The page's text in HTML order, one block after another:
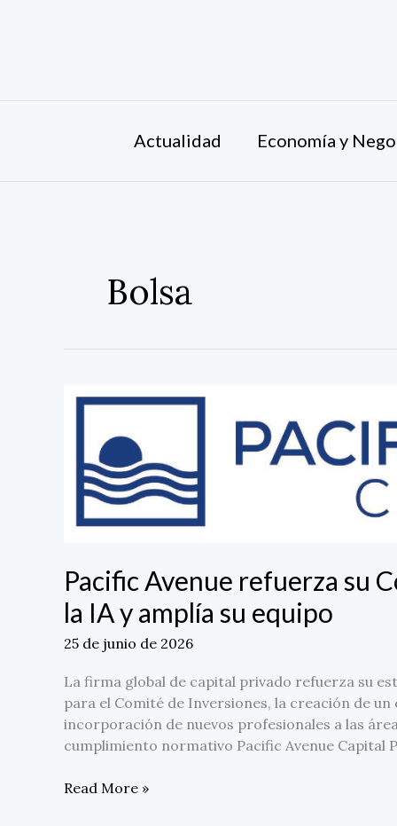
Actualidad Economía y
Bolsa
Pacific Avenue refuerza su
la IA y amplía su equipo
25 de junio de 2026
La firma global de capital privado refuerza su
para el Comité de Inversiones, la creación de
incorporación de nuevos profesionales a las
cumplimiento normativo Pacific Avenue Capital
Pacific
refuerza
Comité
Inversiones,
IA
y
su
equipo
Read More »